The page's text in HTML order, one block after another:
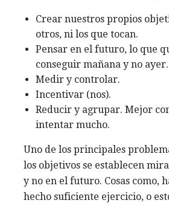
Crear nuestros propios
otros, ni los que tocan.
Pensar en el futuro, lo que
conseguir mañana y no ayer.
Medir y controlar.
Incentivar (nos).
Reducir y agrupar. Mejor
intentar mucho.
Uno de los principales
los objetivos se establecen
y no en el futuro. Cosas como,
hecho suficiente ejercicio, o